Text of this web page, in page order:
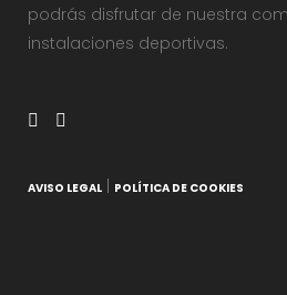
podrás disfrutar de nuestra
instalaciones deportivas.
AVISO LEGAL POLÍTICA DE COOKIES